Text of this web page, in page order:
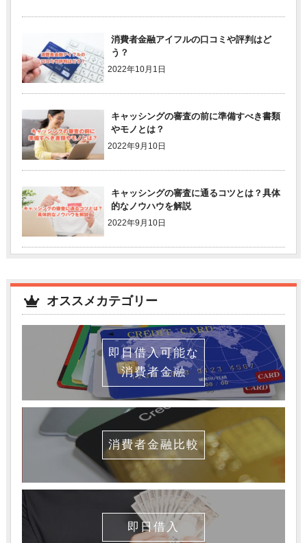
消費者金融アイフルの口コミや評判はど
う？
2022年10月1日
キャッシングの審査の前に準備すべき書類
やモノとは？
2022年9月10日
キャッシングの審査に通るコツとは？具体
的なノウハウを解説
2022年9月10日
オススメカテゴリー
即日借入可能な
消費者金融
消費者金融比較
即日借入